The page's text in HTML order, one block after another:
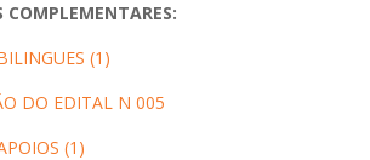
COMPLEMENTARES:
(1)
DO EDITAL N 005
(1)